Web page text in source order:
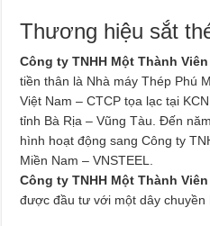
Thương hiệu sắt
Công ty TNHH Một Thành
tiền thân là Nhà máy Thép Phú
Việt Nam – CTCP tọa lạc tại
tỉnh Bà Rịa – Vũng Tàu. Đến
hình hoạt động sang Công ty
Miền Nam – VNSTEEL.
Công ty TNHH Một Thành
được đầu tư với một dây